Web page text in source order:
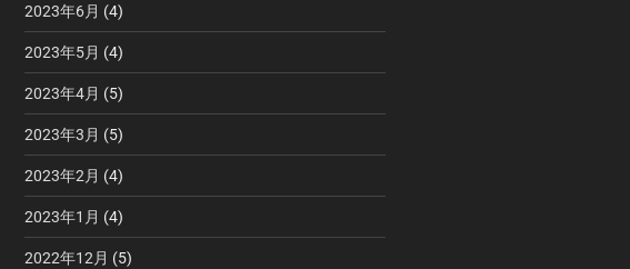
2023年6月 (4)
2023年5月 (4)
2023年4月 (5)
2023年3月 (5)
2023年2月 (4)
2023年1月 (4)
2022年12月 (5)